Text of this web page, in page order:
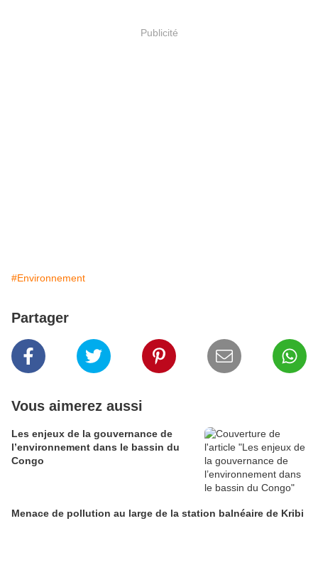
Publicité
#Environnement
Partager
Vous aimerez aussi
Les enjeux de la gouvernance de
l’environnement dans le bassin du
Congo
Menace de pollution au large de la station balnéaire de Kribi